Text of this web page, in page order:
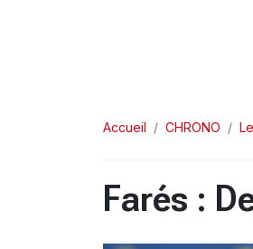
Accueil CHRONO
Farés :